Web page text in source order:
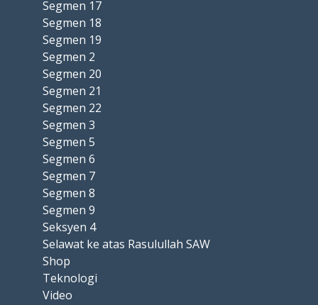
Segmen 17
Segmen 18
Segmen 19
Segmen 2
Segmen 20
Segmen 21
Segmen 22
Segmen 3
Segmen 5
Segmen 6
Segmen 7
Segmen 8
Segmen 9
Seksyen 4
Selawat ke atas Rasulullah SAW
Shop
Teknologi
Video